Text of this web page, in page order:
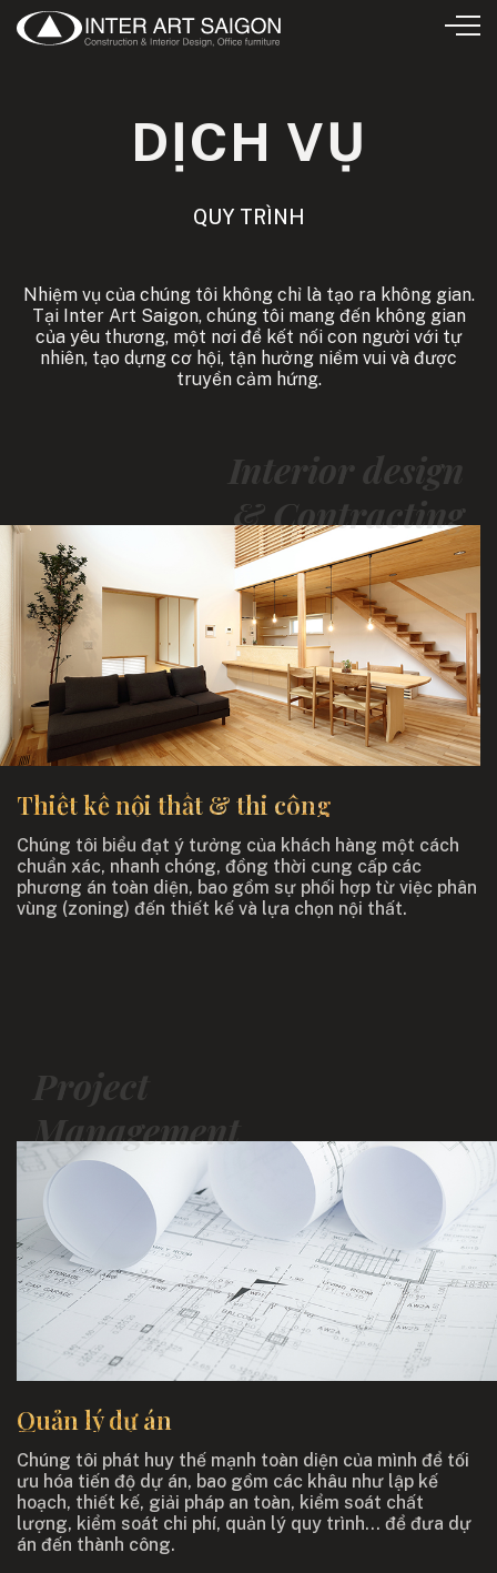
DỊCH VỤ
QUY TRÌNH
Nhiệm vụ của chúng tôi không chỉ là tạo ra không gian.
Tại Inter Art Saigon, chúng tôi mang đến không gian
của yêu thương, một nơi để kết nối con người với tự
nhiên, tạo dựng cơ hội, tận hưởng niềm vui và được
truyền cảm hứng.
Interior design
& Contracting
Thiết kế nội thất & thi công
Chúng tôi biểu đạt ý tưởng của khách hàng một cách
chuẩn xác, nhanh chóng, đồng thời cung cấp các
phương án toàn diện, bao gồm sự phối hợp từ việc phân
vùng (zoning) đến thiết kế và lựa chọn nội thất.
Project
Management
Quản lý dự án
Chúng tôi phát huy thế mạnh toàn diện của mình để tối
ưu hóa tiến độ dự án, bao gồm các khâu như lập kế
hoạch, thiết kế, giải pháp an toàn, kiểm soát chất
lượng, kiểm soát chi phí, quản lý quy trình... để đưa dự
án đến thành công.